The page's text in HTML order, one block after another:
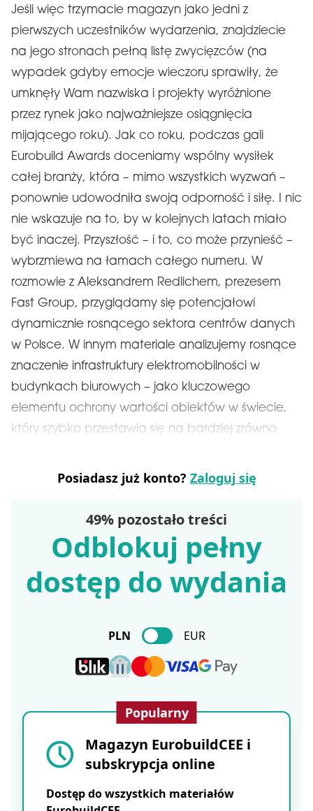
Jeśli więc trzymacie magazyn jako jedni z
pierwszych uczestników wydarzenia, znajdziecie
na jego stronach pełną listę zwycięzców (na
wypadek gdyby emocje wieczoru sprawiły, że
umknęły Wam nazwiska i projekty wyróżnione
przez rynek jako najważniejsze osiągnięcia
mijającego roku). Jak co roku, podczas gali
Eurobuild Awards doceniamy wspólny wysiłek
całej branży, która – mimo wszystkich wyzwań –
ponownie udowodniła swoją odporność i siłę. I nic
nie wskazuje na to, by w kolejnych latach miało
być inaczej. Przyszłość – i to, co może przynieść –
wybrzmiewa na łamach całego numeru. W
rozmowie z Aleksandrem Redlichem, prezesem
Fast Group, przyglądamy się potencjałowi
dynamicznie rosnącego sektora centrów danych
w Polsce. W innym materiale analizujemy rosnące
znaczenie infrastruktury elektromobilności w
budynkach biurowych – jako kluczowego
elementu ochrony wartości obiektów w świecie,
który szybko przestawia się na bardziej zrówno
Posiadasz już konto? Zaloguj się
49% pozostało treści
Odblokuj pełny
dostęp do wydania
PLN EUR
Popularny
Magazyn EurobuildCEE i
subskrypcja online
Dostęp do wszystkich materiałów